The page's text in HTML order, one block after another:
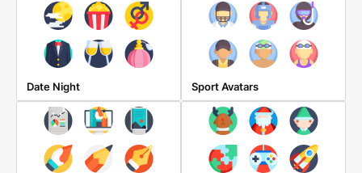
Date Night Sport Avatars